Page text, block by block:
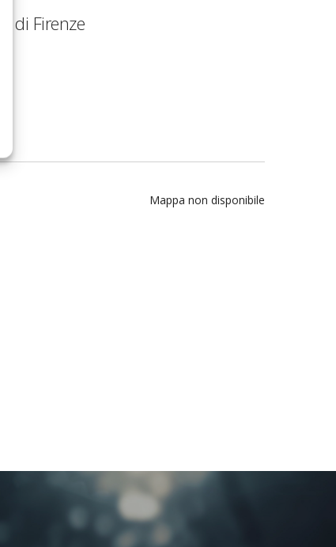
di Firenze
Mappa non disponibile